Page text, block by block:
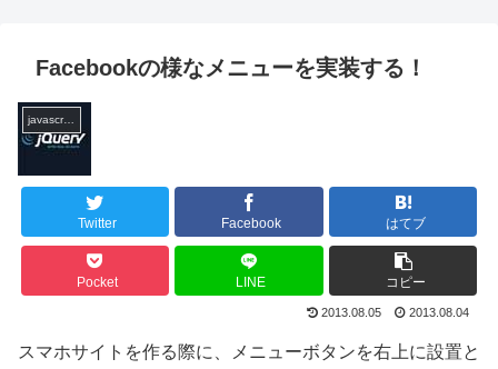
Facebookの様なメニューを実装する！
javascript
Twitter Facebook はてブ
Pocket LINE コピー
2013.08.05 2013.08.04
スマホサイトを作る際に、メニューボタンを右上に設置と